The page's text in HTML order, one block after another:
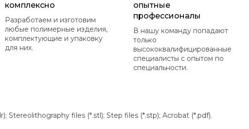
комплексно
Разработаем и изготовим
любые полимерные изделия,
комплектующие и упаковку
для них.
опытные
профессионалы
В нашу команду попадают
только
высококвалифицированные
специалисты с опытом по
специальности.
Stereolithography files (*.stl); Step files (*.stp); Acrobat (*.pdf).